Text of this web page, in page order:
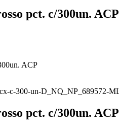
pct. c/300un. ACP
ACP
pct. c/300un. ACP